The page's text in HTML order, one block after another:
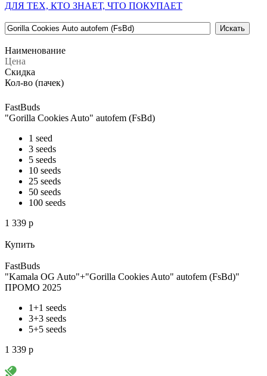
ДЛЯ ТЕХ, КТО ЗНАЕТ, ЧТО ПОКУПАЕТ
Наименование
Цена
Скидка
Кол-во (пачек)
FastBuds
"Gorilla Cookies Auto" autofem (FsBd)
1 seed
3 seeds
5 seeds
10 seeds
25 seeds
50 seeds
100 seeds
1 339 p
Купить
FastBuds
"Kamala OG Auto"+"Gorilla Cookies Auto" autofem (FsBd)"
ПРОМО 2025
1+1 seeds
3+3 seeds
5+5 seeds
1 339 p